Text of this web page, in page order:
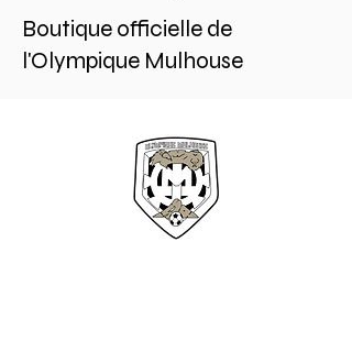
Boutique officielle de
l'Olympique Mulhouse